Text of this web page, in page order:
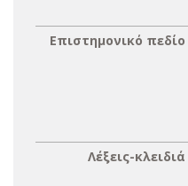
Επιστημονικό πεδίο
Λέξεις-κλειδιά